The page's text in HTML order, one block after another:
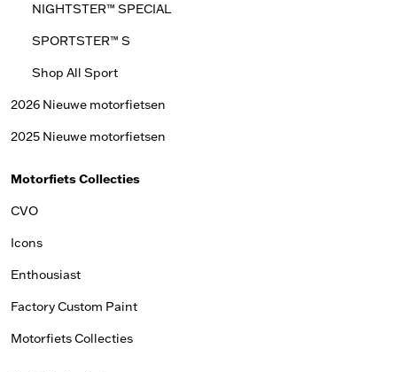
NIGHTSTER™ SPECIAL
SPORTSTER™ S
Shop All Sport
2026 Nieuwe motorfietsen
2025 Nieuwe motorfietsen
Motorfiets Collecties
CVO
Icons
Enthousiast
Factory Custom Paint
Motorfiets Collecties